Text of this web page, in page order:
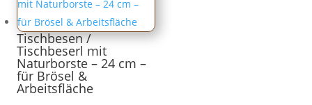
Tischbesen /
Tischbeserl mit
Naturborste – 24 cm –
für Brösel &
Arbeitsfläche